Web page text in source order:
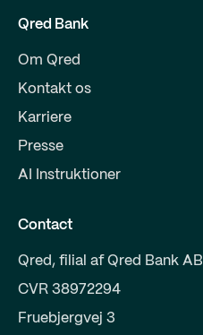
Qred Bank
Om Qred
Kontakt os
Karriere
Presse
AI Instruktioner
Contact
Qred, filial af Qred Bank AB
CVR 38972294
Fruebjergvej 3